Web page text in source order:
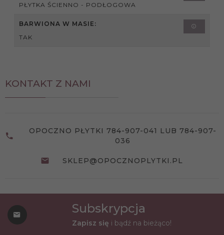
PŁYTKA ŚCIENNO - PODŁOGOWA
BARWIONA W MASIE:
TAK
KONTAKT Z NAMI
OPOCZNO PŁYTKI 784-907-041 LUB 784-907-
036
SKLEP@OPOCZNOPLYTKI.PL
Subskrypcja
Zapisz się i bądź na bieżąco!